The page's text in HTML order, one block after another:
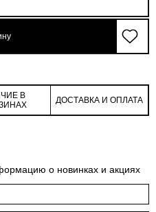
В
ДОСТАВКА И ОПЛАТА
о новинках и акциях